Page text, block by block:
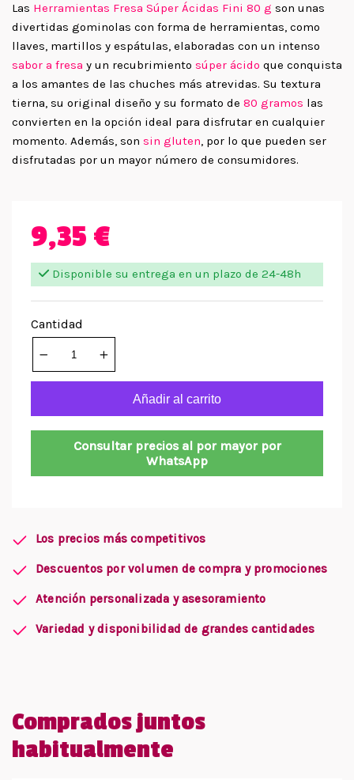
Las Herramientas Fresa Súper Ácidas Fini 80 g son unas
divertidas gominolas con forma de herramientas, como
llaves, martillos y espátulas, elaboradas con un intenso
sabor a fresa y un recubrimiento súper ácido que conquista
a los amantes de las chuches más atrevidas. Su textura
tierna, su original diseño y su formato de 80 gramos las
convierten en la opción ideal para disfrutar en cualquier
momento. Además, son sin gluten, por lo que pueden ser
disfrutadas por un mayor número de consumidores.
9,35 €
Disponible su entrega en un plazo de 24-48h
Cantidad
Añadir al carrito
Consultar precios al por mayor por
WhatsApp
Los precios más competitivos
Descuentos por volumen de compra y promociones
Atención personalizada y asesoramiento
Variedad y disponibilidad de grandes cantidades
Comprados juntos
habitualmente